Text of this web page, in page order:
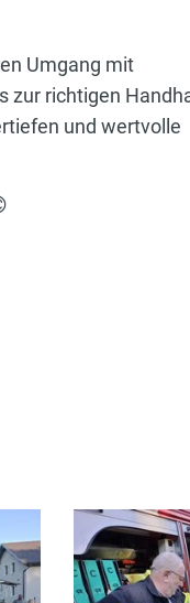
Umgang mit
zur richtigen
und wertvolle